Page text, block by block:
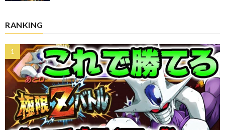
RANKING